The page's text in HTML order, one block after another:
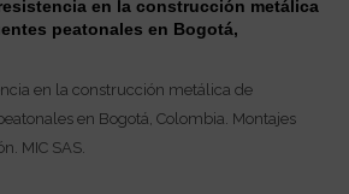
en la construcción metálica
peatonales en Bogotá,